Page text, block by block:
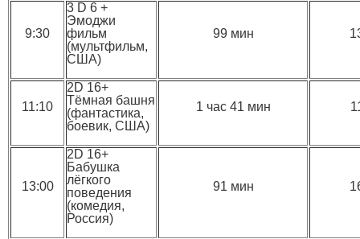
9:30
3 D 6 +
Эмоджи
фильм
(мультфильм,
США)
99 мин
11:10
2D 16+
Тёмная башня
(фантастика,
боевик, США)
1 час 41 мин
13:00
2D 16+
Бабушка
лёгкого
поведения
(комедия,
Россия)
91 мин